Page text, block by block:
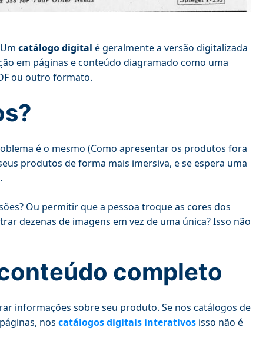
catálogo digital é geralmente a versão digitalizada
em páginas e conteúdo diagramado como uma
ou outro formato.
é o mesmo (Como apresentar os produtos fora
produtos de forma mais imersiva, e se espera uma
Ou permitir que a pessoa troque as cores dos
dezenas de imagens em vez de uma única? Isso não
completo
informações sobre seu produto. Se nos catálogos de
nos catálogos digitais interativos isso não é